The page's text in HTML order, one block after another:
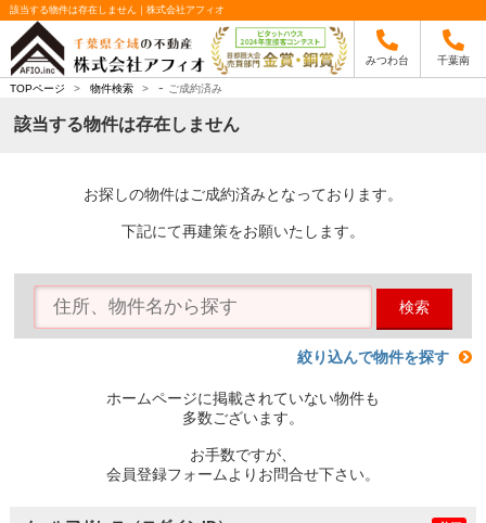
該当する物件は存在しません｜株式会社アフィオ
みつわ台 千葉南
TOPページ > 物件検索 > - ご成約済み
該当する物件は存在しません
お探しの物件はご成約済みとなっております。
下記にて再建策をお願いたします。
検索
絞り込んで物件を探す
ホームページに掲載されていない物件も
多数ございます。
お手数ですが、
会員登録フォームよりお問合せ下さい。